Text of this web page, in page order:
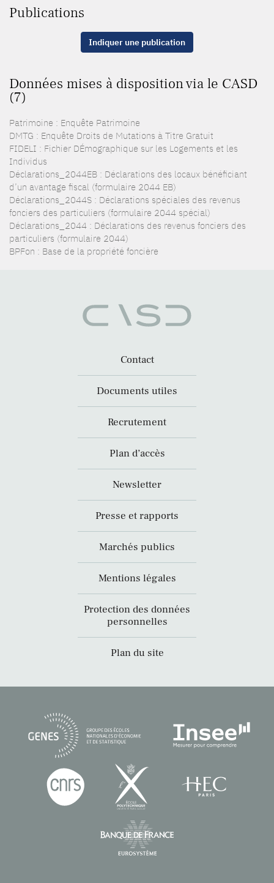
Publications
Indiquer une publication
Données mises à disposition via le CASD
(7)
Patrimoine : Enquête Patrimoine
DMTG : Enquête Droits de Mutations à Titre Gratuit
FIDELI : Fichier DÉmographique sur les Logements et les
Individus
Déclarations_2044EB : Déclarations des locaux bénéficiant
d’un avantage fiscal (formulaire 2044 EB)
Déclarations_2044S : Déclarations spéciales des revenus
fonciers des particuliers (formulaire 2044 spécial)
Déclarations_2044 : Déclarations des revenus fonciers des
particuliers (formulaire 2044)
BPFon : Base de la propriété foncière
Contact
Documents utiles
Recrutement
Plan d’accès
Newsletter
Presse et rapports
Marchés publics
Mentions légales
Protection des données
personnelles
Plan du site